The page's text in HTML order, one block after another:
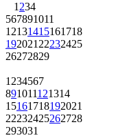
1 234
567891011
12131415161718
192021 22232425
26272829
1 234567
891011121314
15161718192021
22232425262728
293031